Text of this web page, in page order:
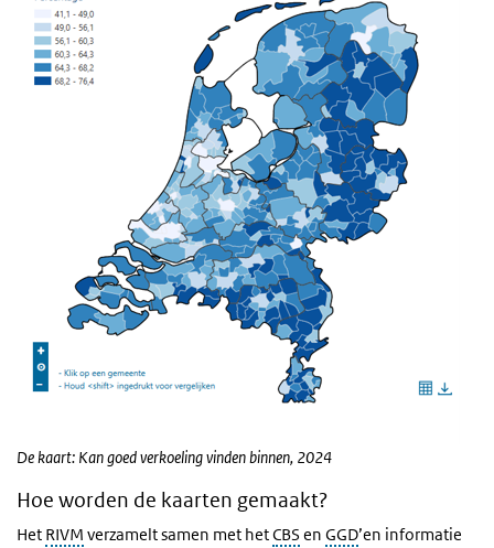
De kaart: Kan goed verkoeling vinden binnen, 2024
Hoe worden de kaarten gemaakt?
Het RIVM verzamelt samen met hetCBS en GGD’en informatie